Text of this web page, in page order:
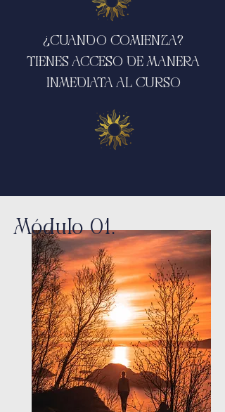
¿CUANDO COMIENZA?
TIENES ACCESO DE MANERA
INMEDIATA AL CURSO
Módulo 01.